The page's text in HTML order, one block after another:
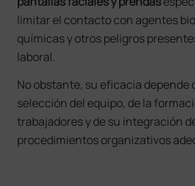
limitar el contacto con agentes
químicas y otros peligros
laboral.
No obstante, su eficacia depende
selección del equipo, de la
trabajadores y de su integración
procedimientos organizativos